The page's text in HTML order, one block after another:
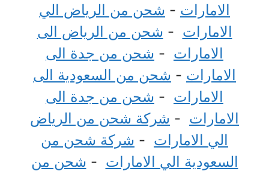
الامارات - شحن من الرياض الي
الامارات - شحن من الرياض الى
الامارات - شحن من جدة الى
الامارات - شحن من السعودية الى
الامارات - شحن من جدة الى
الامارات - شركة شحن من الرياض
الي الامارات - شركة شحن من
السعودية الي الامارات - شحن من